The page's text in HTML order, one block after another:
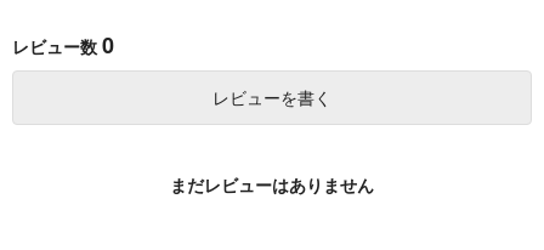
クス
フロンティアワークス
フロンティアワークス
カート
レビュー数 0
レビューを書く
まだレビューはありません